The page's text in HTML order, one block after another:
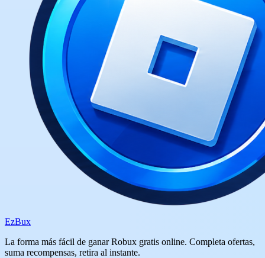
EzBux
La forma más fácil de ganar Robux gratis online. Completa ofertas,
suma recompensas, retira al instante.